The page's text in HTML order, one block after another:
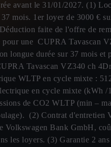
avant le 31/01/2027. (1)
mois. 1er loyer de 3000 €
faite de l'offre de
pour une CUPRA Tavascan
longue durée sur 37 mois et
Tavascan VZ340 ch
WLTP en cycle mixte :
en cycle mixte (kWh
de CO2 WLTP (min –
(2) Contrat d'entretien
Volkswagen Bank GmbH,
les loyers. (3) Garantie 2